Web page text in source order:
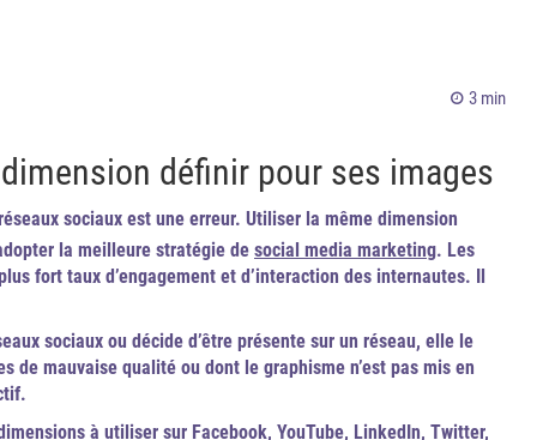
3 min
définir pour ses images
sociaux est une erreur. Utiliser la même dimension
la meilleure stratégie de social media marketing. Les
fort taux d’engagement et d’interaction des internautes. Il
sociaux ou décide d’être présente sur un réseau, elle le
de mauvaise qualité ou dont le graphisme n’est pas mis en
à utiliser sur Facebook, YouTube, LinkedIn, Twitter,